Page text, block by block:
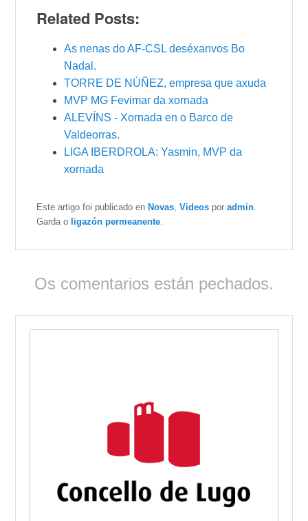
Related Posts:
As nenas do AF-CSL deséxanvos Bo
Nadal.
TORRE DE NÚÑEZ, empresa que axuda
MVP MG Fevimar da xornada
ALEVÍNS - Xornada en o Barco de
Valdeorras.
LIGA IBERDROLA: Yasmin, MVP da
xornada
Este artigo foi publicado enNovas ,Videos poradmin
Garda o ligazón permeanente
Os comentarios están pechados.